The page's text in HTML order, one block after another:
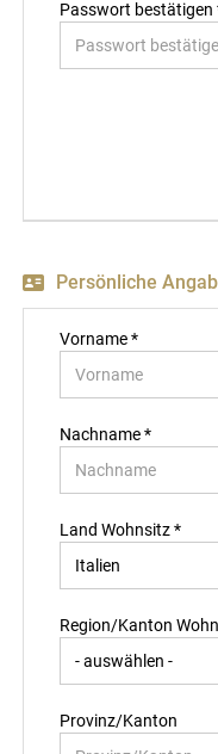
Sprache
IT
DE
ES
PT
Passwort bestätigen
Persönliche
Vorname *
Nachname *
Land Wohnsitz *
Region/Kanton
Provinz/Kanton